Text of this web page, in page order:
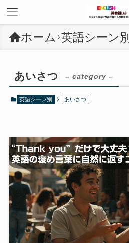
ホーム 英語シーン別
あいさつ – category –
英語シーン別 あいさつ